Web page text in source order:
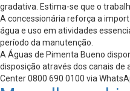
gradativa. Estima-se que o
A concessionária reforça a
água e uso em atividades
período da manutenção.
A Águas de Pimenta Bueno
disposição através dos canais de
Center 0800 690 0100 via